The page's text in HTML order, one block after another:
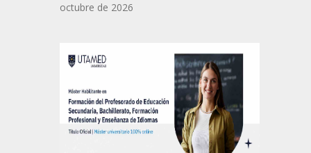
octubre de 2026